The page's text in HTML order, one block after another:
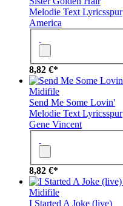
Melodie Text Lyricsspur
America
8,82 €*
Midifile
Send Me Some Lovin'
Melodie Text Lyricsspur
Gene Vincent
8,82 €*
Midifile
I Started A Joke (live)